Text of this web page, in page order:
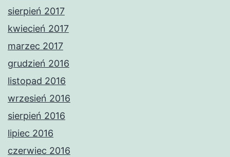
sierpień 2017
kwiecień 2017
marzec 2017
grudzień 2016
listopad 2016
wrzesień 2016
sierpień 2016
lipiec 2016
czerwiec 2016